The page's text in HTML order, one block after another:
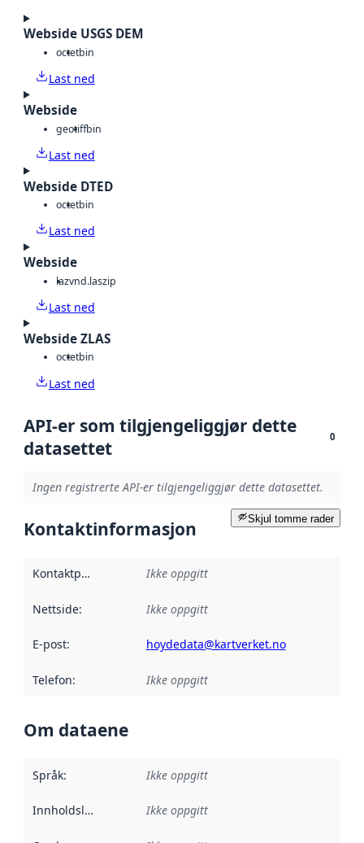
Webside USGS DEM
octetbin
Last ned
Webside
geotiffbin
Last ned
Webside DTED
octetbin
Last ned
Webside
lazvnd.laszip
Last ned
Webside ZLAS
octetbin
Last ned
API-er som tilgjengeliggjør dette
datasettet
0
Ingen registrerte API-er tilgjengeliggjør dette datasettet.
Skjul tomme rader
Kontaktinformasjon
Kontaktpunkt Ikke oppgitt
Nettside: Ikke oppgitt
E-post: hoydedata@kartverket.no
Telefon: Ikke oppgitt
Om dataene
Språk: Ikke oppgitt
Innholdsleverandører :
Ikke oppgitt